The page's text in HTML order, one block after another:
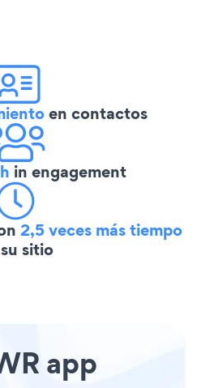
en contactos
in engagement
2,5 veces más tiempo
sitio
app